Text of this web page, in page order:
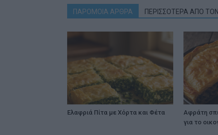
ΠΑΡΟΜΟΙΑ ΑΡΘΡΑ ΠΕΡΙΣΣΟΤΕΡΑ ΑΠΟ
Ελαφριά Πίτα με Χόρτα και Φέτα
Αφράτη
για το